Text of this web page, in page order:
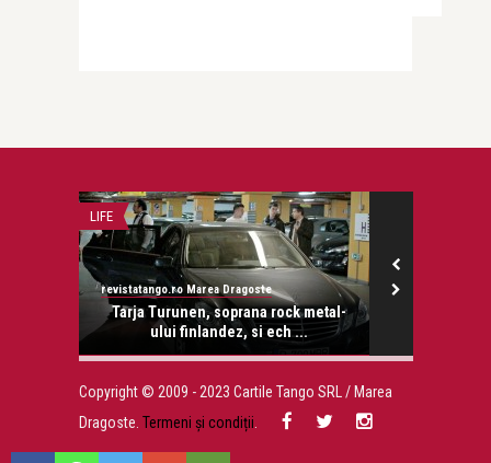
LIFE
revistatango.ro Marea Dragoste
Tarja Turunen, soprana rock metal-
ului finlandez, si ech ...
Copyright © 2009 - 2023 Cartile Tango SRL / Marea
Dragoste. Termeni și condiții